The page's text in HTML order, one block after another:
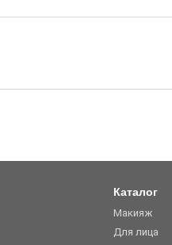
Каталог
Макияж
Для лица